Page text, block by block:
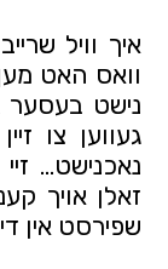
איך וויל
וואס האט
נישט
געווען צו
נאכנישט…
זאלן אויך
שפירסט אין